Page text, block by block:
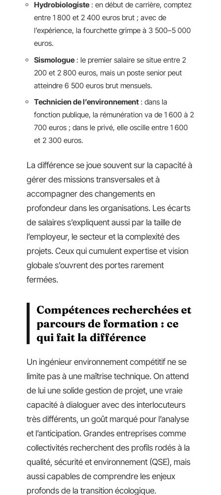
Hydrobiologiste : en début de carrière, comptez
entre 1 800 et 2 400 euros brut ; avec de
l’expérience, la fourchette grimpe à 3 500–5 000
euros.
Sismologue : le premier salaire se situe entre 2
200 et 2 800 euros, mais un poste senior peut
atteindre 6 500 euros brut mensuels.
Technicien de l’environnement : dans la
fonction publique, la rémunération va de 1 600 à 2
700 euros ; dans le privé, elle oscille entre 1 600
et 2 300 euros.
La différence se joue souvent sur la capacité à
gérer des missions transversales et à
accompagner des changements en
profondeur dans les organisations. Les écarts
de salaires s’expliquent aussi par la taille de
l’employeur, le secteur et la complexité des
projets. Ceux qui cumulent expertise et vision
globale s’ouvrent des portes rarement
fermées.
Compétences recherchées et
parcours de formation : ce
qui fait la différence
Un ingénieur environnement compétitif ne se
limite pas à une maîtrise technique. On attend
de lui une solide gestion de projet, une vraie
capacité à dialoguer avec des interlocuteurs
très différents, un goût marqué pour l’analyse
et l’anticipation. Grandes entreprises comme
collectivités recherchent des profils rodés à la
qualité, sécurité et environnement (QSE), mais
aussi capables de comprendre les enjeux
profonds de la transition écologique.